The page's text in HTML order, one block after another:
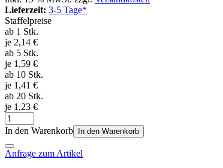
Lieferzeit: 3-5 Tage*
Staffelpreise
ab 1 Stk.
je 2,14 €
ab 5 Stk.
je 1,59 €
ab 10 Stk.
je 1,41 €
ab 20 Stk.
je 1,23 €
In den Warenkorb In den Warenkorb
Anfrage zum Artikel